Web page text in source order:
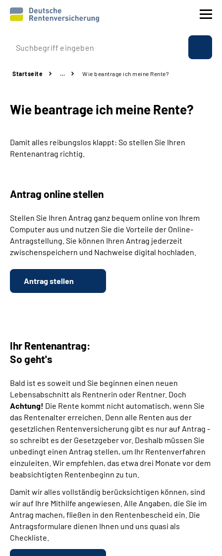
Prävention
Rente
Beratung & Kontakt
Über uns & Presse
Online-Services
Suche
Startseite … Wie beantrage ich meine Rente?
Wie beantrage ich meine Rente?
Damit alles reibungslos klappt: So stellen Sie Ihren
Rentenantrag richtig.
Antrag online stellen
Stellen Sie Ihren Antrag ganz bequem online von Ihrem
Computer aus und nutzen Sie die Vorteile der Online-
Antragstellung. Sie können Ihren Antrag jederzeit
zwischenspeichern und Nachweise digital hochladen.
Antrag stellen
Ihr Rentenantrag:
So geht's
Bald ist es soweit und Sie beginnen einen neuen
Lebensabschnitt als Rentnerin oder Rentner. Doch
Achtung! Die Rente kommt nicht automatisch, wenn Sie
das Rentenalter erreichen. Denn alle Renten aus der
gesetzlichen Rentenversicherung gibt es nur auf Antrag -
so schreibt es der Gesetzgeber vor. Deshalb müssen Sie
unbedingt einen Antrag stellen, um Ihr Rentenverfahren
einzuleiten. Wir empfehlen, das etwa drei Monate vor dem
beabsichtigten Rentenbeginn zu tun.
Damit wir alles vollständig berücksichtigen können, sind
wir auf Ihre Mithilfe angewiesen. Alle Angaben, die Sie im
Antrag machen, fließen in den Rentenbescheid ein. Die
Antragsformulare dienen Ihnen und uns quasi als
Checkliste.